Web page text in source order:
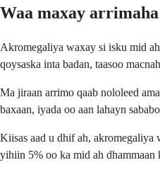
Waa maxay
Akromegaliya waxay si isku mid
qoysaska inta badan, taasoo
Ma jiraan arrimo qaab nololeed
baxaan, iyada oo aan lahayn
Kiisas aad u dhif ah, akromegaliya
yihiin 5% oo ka mid ah dhammaan